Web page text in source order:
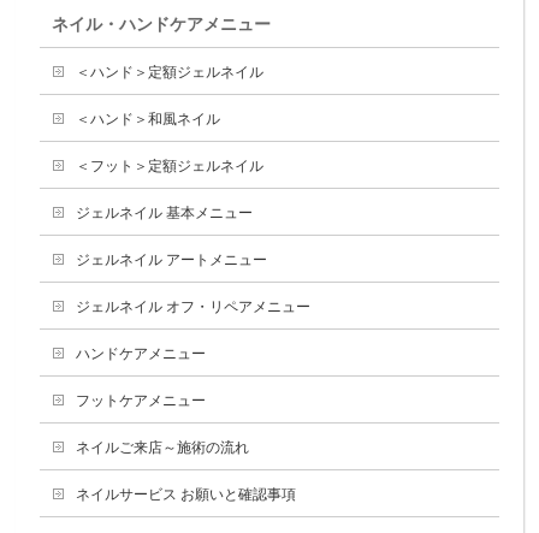
ネイル・ハンドケアメニュー
＜ハンド＞定額ジェルネイル
＜ハンド＞和風ネイル
＜フット＞定額ジェルネイル
ジェルネイル 基本メニュー
ジェルネイル アートメニュー
ジェルネイル オフ・リペアメニュー
ハンドケアメニュー
フットケアメニュー
ネイルご来店～施術の流れ
ネイルサービス お願いと確認事項